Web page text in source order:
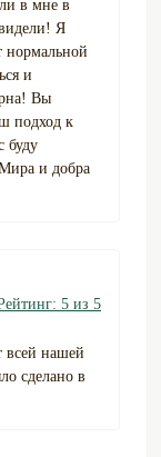
в мне в
Я
нормальной
и
Вы
подход к
буду
и добра
5 из 5
всей нашей
сделано в